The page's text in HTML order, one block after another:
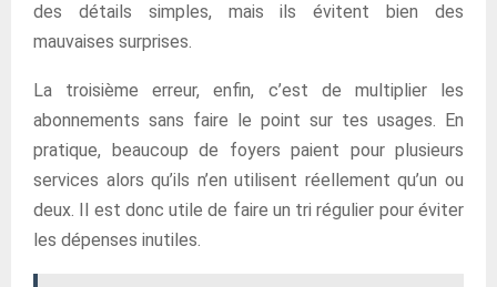
des détails simples, mais ils évitent bien des
mauvaises surprises.
La troisième erreur, enfin, c’est de multiplier les
abonnements sans faire le point sur tes usages. En
pratique, beaucoup de foyers paient pour plusieurs
services alors qu’ils n’en utilisent réellement qu’un ou
deux. Il est donc utile de faire un tri régulier pour éviter
les dépenses inutiles.